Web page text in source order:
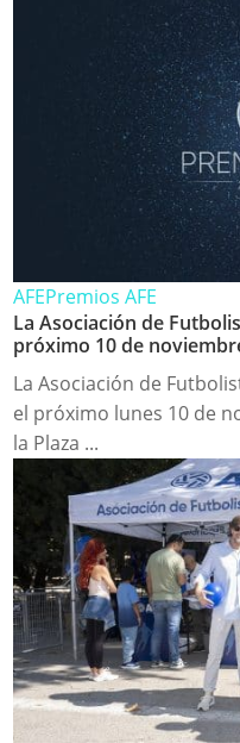
AFEPremios AFE
La Asociación de
próximo 10 de
La Asociación de
el próximo lunes 10 de
la Plaza ...